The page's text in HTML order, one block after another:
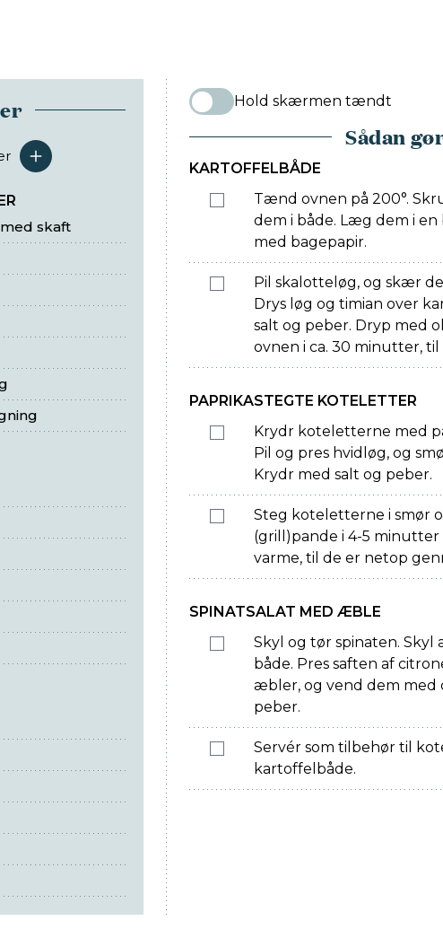
skaft
Hold skærmen tændt
Sådan
KARTOFFELBÅDE
Tænd ovnen på 200°.
dem i både. Læg dem i
med bagepapir.
Pil skalotteløg, og skær
Drys løg og timian over
salt og peber. Dryp med
ovnen i ca. 30 minutter,
PAPRIKASTEGTE KOTELETTER
Krydr koteletterne med
Pil og pres hvidløg, og
Krydr med salt og peber.
Steg koteletterne i smør
(grill)pande i 4-5 minutter
varme, til de er netop
SPINATSALAT MED ÆBLE
Skyl og tør spinaten.
både. Pres saften af
æbler, og vend dem med
peber.
Servér som tilbehør til
kartoffelbåde.